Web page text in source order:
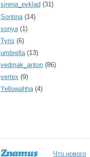
sirena_evklad (31)
Sontina (14)
sonya (1)
Tyris (6)
umbrella (13)
vedmak_anton (86)
vertex (9)
Yellowahha(4)
Что нового